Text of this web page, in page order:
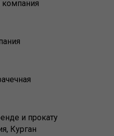
компания
и прокату
Курган